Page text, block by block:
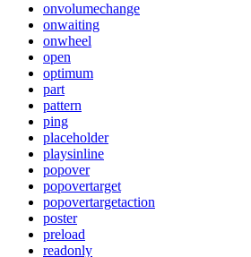
onvolumechange
onwaiting
onwheel
open
optimum
part
pattern
ping
placeholder
playsinline
popover
popovertarget
popovertargetaction
poster
preload
readonly